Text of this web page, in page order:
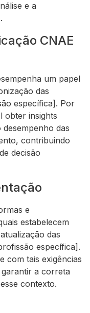
e a
CNAE
um papel
das
específica]. Por
obter insights
das
contribuindo
decisão
e
estabelecem
das
específica].
com tais exigências
a correta
contexto.